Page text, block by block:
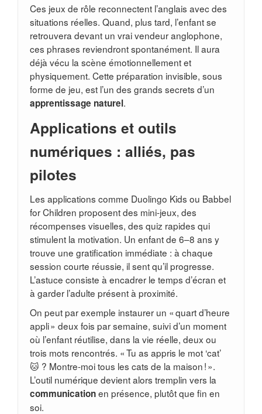
Ces jeux de rôle reconnectent l’anglais avec des
situations réelles. Quand, plus tard, l’enfant se
retrouvera devant un vrai vendeur anglophone,
ces phrases reviendront spontanément. Il aura
déjà vécu la scène émotionnellement et
physiquement. Cette préparation invisible, sous
forme de jeu, est l’un des grands secrets d’un
apprentissage naturel.
Applications et outils
numériques : alliés, pas
pilotes
Les applications comme Duolingo Kids ou Babbel
for Children proposent des mini-jeux, des
récompenses visuelles, des quiz rapides qui
stimulent la motivation. Un enfant de 6–8 ans y
trouve une gratification immédiate : à chaque
session courte réussie, il sent qu’il progresse.
L’astuce consiste à encadrer le temps d’écran et
à garder l’adulte présent à proximité.
On peut par exemple instaurer un « quart d’heure
appli » deux fois par semaine, suivi d’un moment
où l’enfant réutilise, dans la vie réelle, deux ou
trois mots rencontrés. « Tu as appris le mot ‘cat’
🐱 ? Montre-moi tous les cats de la maison ! ».
L’outil numérique devient alors tremplin vers la
communicationen présence, plutôt que fin en
soi.